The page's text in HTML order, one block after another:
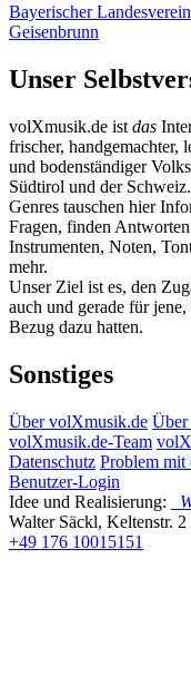
Bayerischer
Geisenbrunn
Unser
volXmusik.de ist das
frischer, handgemachter,
und bodenständiger
Südtirol und der
Genres tauschen hier
Fragen, finden
Instrumenten, Noten,
mehr.
Unser Ziel ist es, den
auch und gerade für
Bezug dazu hatten.
Sonstiges
Über volXmusik.de Über
volXmusik.de-Team
Datenschutz Problem mit
Benutzer-Login
Idee und Realisierung:
Walter Säckl, Keltenstr. 2
+49 176 10015151